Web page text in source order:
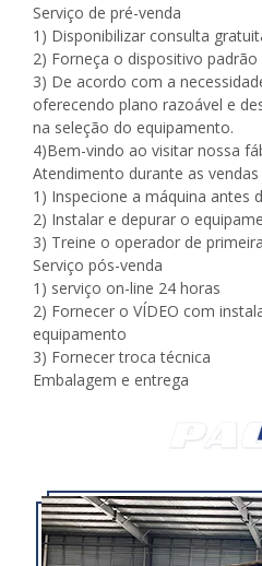
Serviço de pré-venda
1) Disponibilizar consulta
2) Forneça o dispositivo
3) De acordo com a
oferecendo plano razoável e
na seleção do equipamento.
4)Bem-vindo ao visitar nossa
Atendimento durante as vendas
1) Inspecione a máquina antes
2) Instalar e depurar o
3) Treine o operador de
Serviço pós-venda
1) serviço on-line 24 horas
2) Fornecer o VÍDEO com
equipamento
3) Fornecer troca técnica
Embalagem e entrega